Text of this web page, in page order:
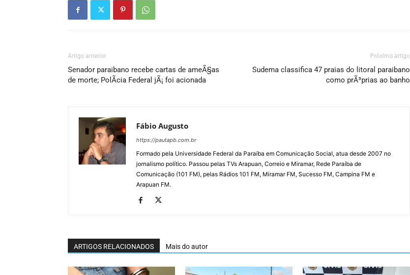
Artigo anterior
Senador paraibano recebe cartas de ameÃ§as
de morte; PolÃ­cia Federal jÃ¡ foi acionada
Próximo artigo
Sudema classifica 47 praias do litoral paraibano
como prÃ³prias ao banho
Fábio Augusto
https://pautapb.com.br
Formado pela Universidade Federal da Paraíba em Comunicação Social, atua desde 2007 no
jornalismo político. Passou pelas TVs Arapuan, Correio e Miramar, Rede Paraíba de
Comunicação (101 FM), pelas Rádios 101 FM, Miramar FM, Sucesso FM, Campina FM e
Arapuan FM.
ARTIGOS RELACIONADOS Mais do autor